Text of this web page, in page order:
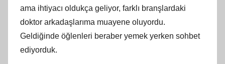
ama ihtiyacı oldukça geliyor, farklı branşlardaki
doktor arkadaşlarıma muayene oluyordu.
Geldiğinde öğlenleri beraber yemek yerken sohbet
ediyorduk.